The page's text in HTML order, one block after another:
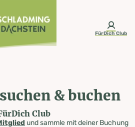
FürDich Club
& buchen
Club
und sammle mit deiner Buchung